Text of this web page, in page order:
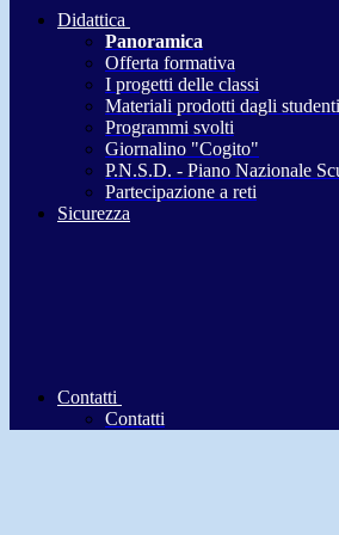
Didattica
Panoramica
Offerta formativa
I progetti delle classi
Materiali prodotti dagli studenti
Programmi svolti
Giornalino "Cogito"
P.N.S.D. - Piano Nazionale
Partecipazione a reti
Sicurezza
Contatti
Contatti